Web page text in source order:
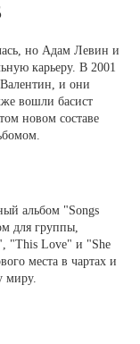
но Адам Левин и
карьеру. В 2001
и они
вошли басист
новом составе
альбом "Songs
для группы,
"This Love" и "She
места в чартах и
миру.